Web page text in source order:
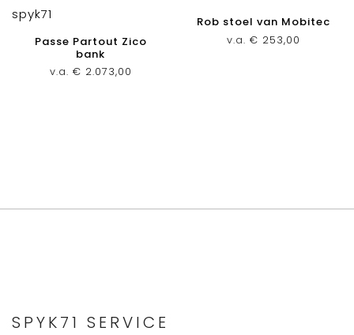
Passe Partout Zico
bank
v.a. € 2.073,00
Rob stoel van Mobitec
v.a. € 253,00
SPYK71 SERVICE